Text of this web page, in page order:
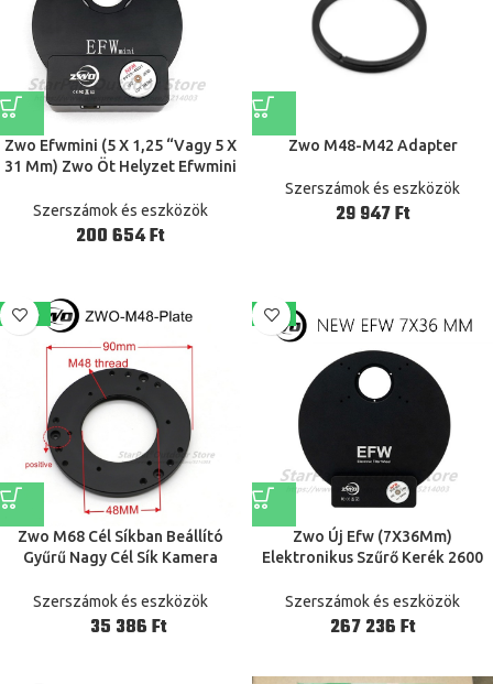
Zwo Efwmini (5 X 1,25 “Vagy 5 X
31 Mm) Zwo Öt Helyzet Efwmini
Szerszámok és eszközök
Ft
Zwo M48-M42 Adapter
Szerszámok és eszközök
Ft
-18%
Zwo M68 Cél Síkban Beállító
Gyűrű Nagy Cél Sík Kamera
M48 / M42 Karima
Szerszámok és eszközök
Ft
-6%
Zwo Új Efw (7X36Mm)
Elektronikus Szűrő Kerék 2600
Szerszámok és eszközök
Ft